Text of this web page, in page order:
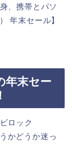
、携帯とパソ
年末セール】
年末セー
ロック
かどうか迷っ